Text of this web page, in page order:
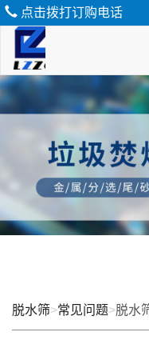
点击拨打订购电话
脱
水
脱水筛>常见问题>脱水